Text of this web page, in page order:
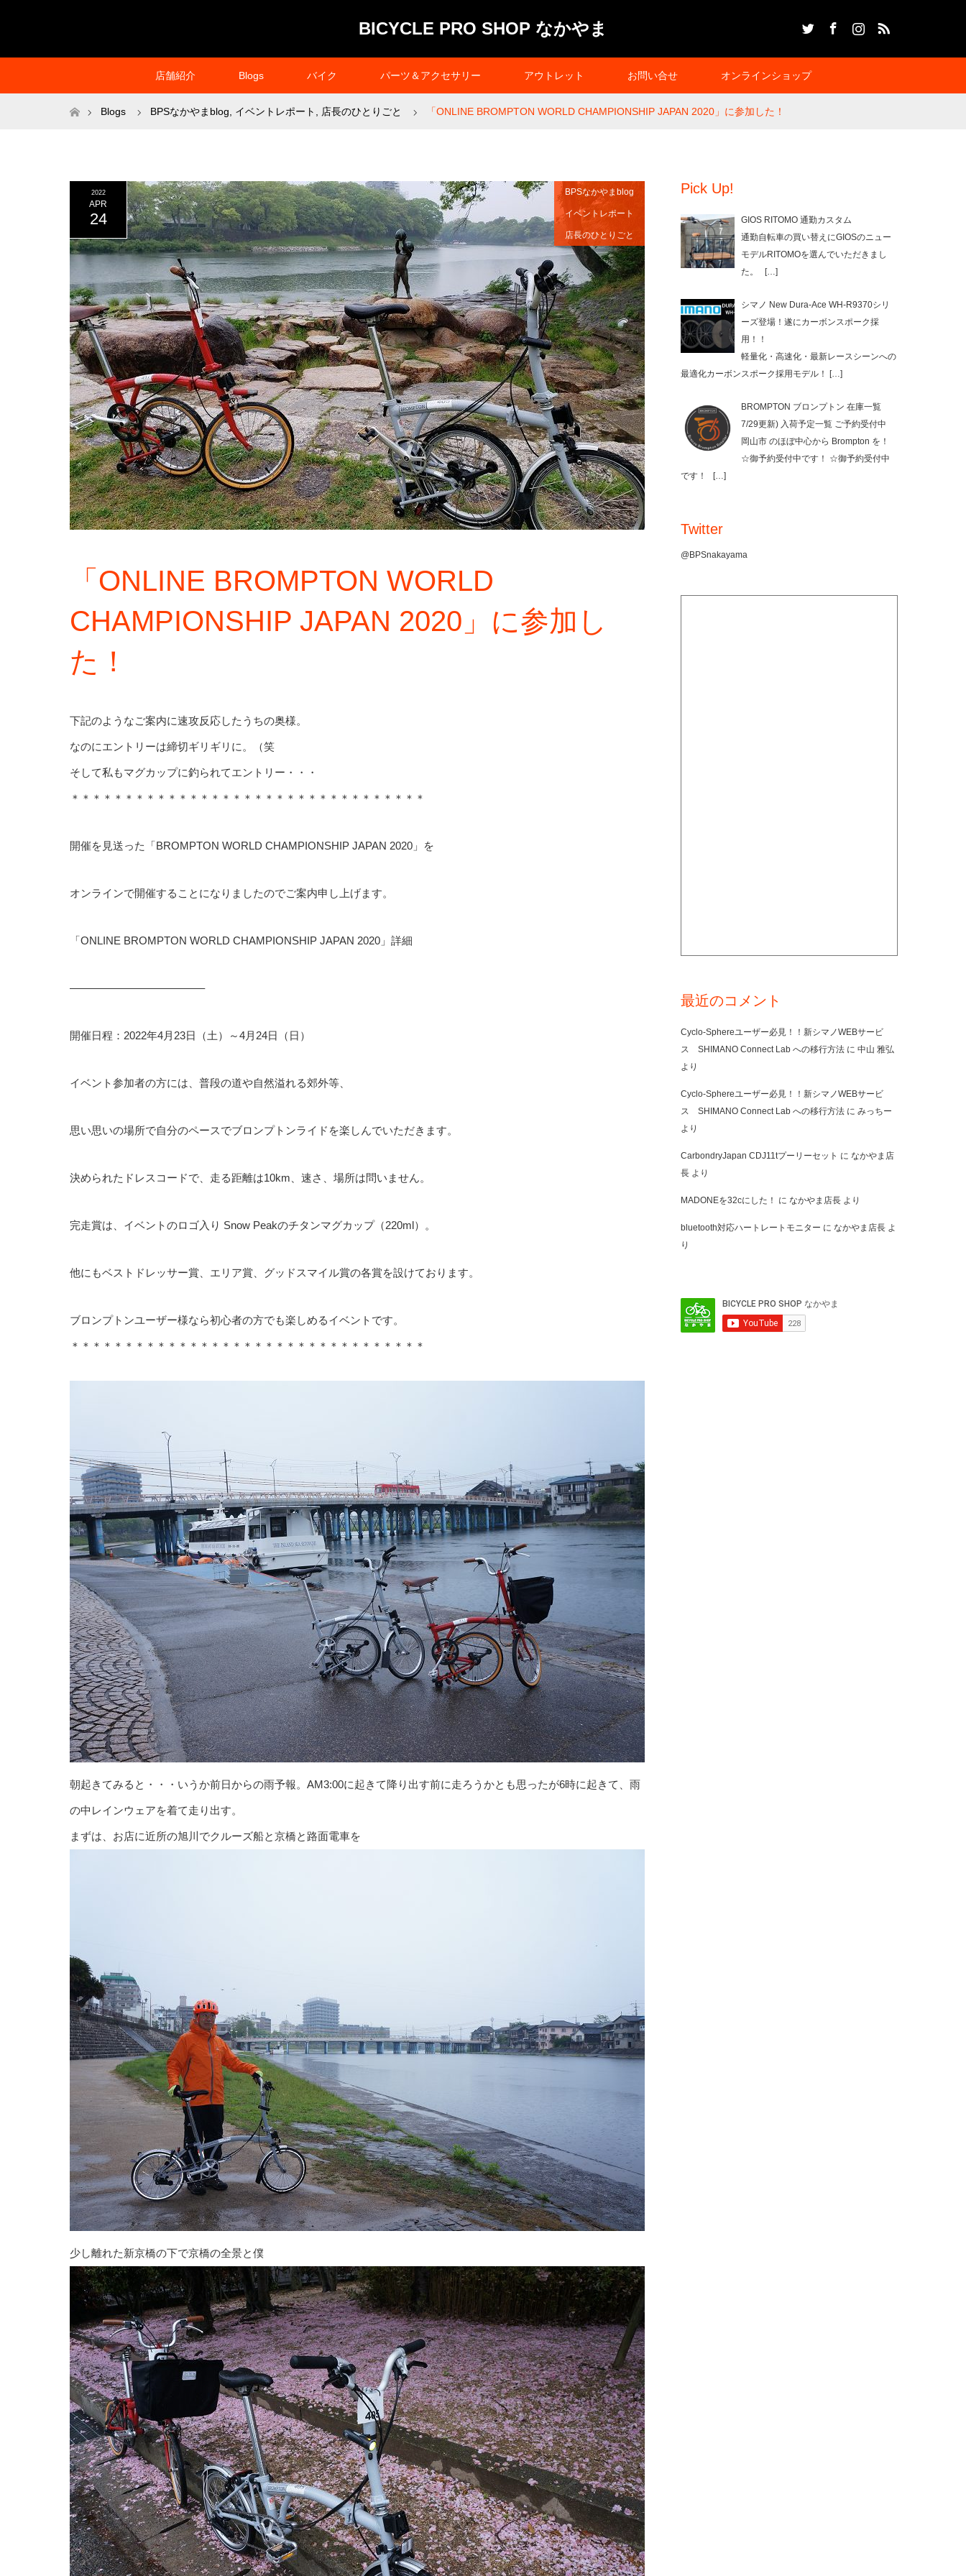
BICYCLE PRO SHOP なかやま
店舗紹介 Blogs バイク パーツ＆アクセサリー アウトレット お問い合せ オンラインショップ
ホームBlogs BPSなかやまblog イベントレポート 店長のひとりごと 「ONLINE BROMPTON WORLD CHAMPIONSHIP JAPAN 2020」に参加した！
2022
APR
24
BPSなかやまblog
イベントレポート
店長のひとりごと
「ONLINE BROMPTON WORLD
CHAMPIONSHIP JAPAN 2020」に参加し
た！
下記のようなご案内に速攻反応したうちの奥様。
なのにエントリーは締切ギリギリに。（笑
そして私もマグカップに釣られてエントリー・・・
＊＊＊＊＊＊＊＊＊＊＊＊＊＊＊＊＊＊＊＊＊＊＊＊＊＊＊＊＊＊＊＊＊
開催を見送った「BROMPTON WORLD CHAMPIONSHIP JAPAN 2020」を
オンラインで開催することになりましたのでご案内申し上げます。
「ONLINE BROMPTON WORLD CHAMPIONSHIP JAPAN 2020」詳細
————————————–
開催日程：2022年4月23日（土）～4月24日（日）
イベント参加者の方には、普段の道や自然溢れる郊外等、
思い思いの場所で自分のペースでブロンプトンライドを楽しんでいただきます。
決められたドレスコードで、走る距離は10km、速さ、場所は問いません。
完走賞は、イベントのロゴ入り Snow Peakのチタンマグカップ（220ml）。
他にもベストドレッサー賞、エリア賞、グッドスマイル賞の各賞を設けております。
ブロンプトンユーザー様なら初心者の方でも楽しめるイベントです。
＊＊＊＊＊＊＊＊＊＊＊＊＊＊＊＊＊＊＊＊＊＊＊＊＊＊＊＊＊＊＊＊＊
朝起きてみると・・・いうか前日からの雨予報。AM3:00に起きて降り出す前に走ろうかとも思ったが6時に起きて、雨
の中レインウェアを着て走り出す。
まずは、お店に近所の旭川でクルーズ船と京橋と路面電車を
少し離れた新京橋の下で京橋の全景と僕
Pick Up!
GIOS RITOMO 通勤カスタム
通勤自転車の買い替えにGIOSのニュー
モデルRITOMOを選んでいただきまし
た。
[…]
シマノ New Dura-Ace WH-R9370シリ
ーズ登場！遂にカーボンスポーク採
用！！
軽量化・高速化・最新レースシーンへの
最適化カーボンスポーク採用モデル！
[…]
BROMPTON ブロンプトン 在庫一覧
7/29更新) 入荷予定一覧 ご予約受付中
岡山市 のほぼ中心から Brompton を！
☆御予約受付中です！ ☆御予約受付中
です！
[…]
Twitter
@BPSnakayama
最近のコメント
Cyclo-Sphereユーザー必見！！新シマノWEBサービ
ス SHIMANO Connect Lab への移行方法 に 中山 雅弘
より
Cyclo-Sphereユーザー必見！！新シマノWEBサービ
ス SHIMANO Connect Lab への移行方法 に みっちー
より
CarbondryJapan CDJ11tプーリーセット に なかやま店
長 より
MADONEを32cにした！ に なかやま店長 より
bluetooth対応ハートレートモニター に なかやま店長 よ
り